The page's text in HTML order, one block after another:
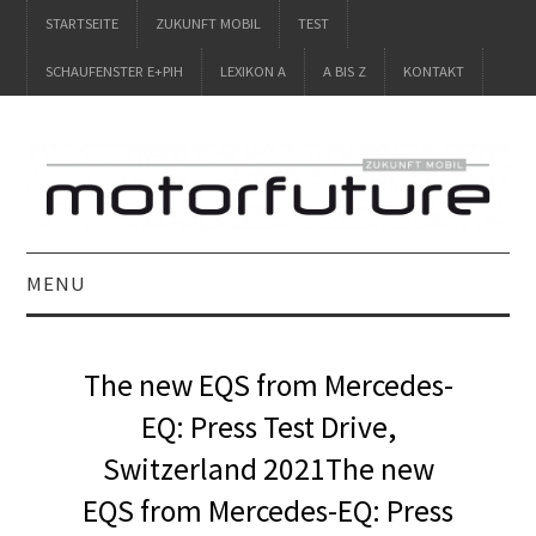
STARTSEITE ZUKUNFT MOBIL TEST
SCHAUFENSTER E+PIH LEXIKON A A BIS Z KONTAKT
MENU
ZUKUNFT MOBIL
SCHAUFENSTER
The new EQS from Mercedes-
EQ: Press Test Drive,
Switzerland 2021The new
EQS from Mercedes-EQ: Press